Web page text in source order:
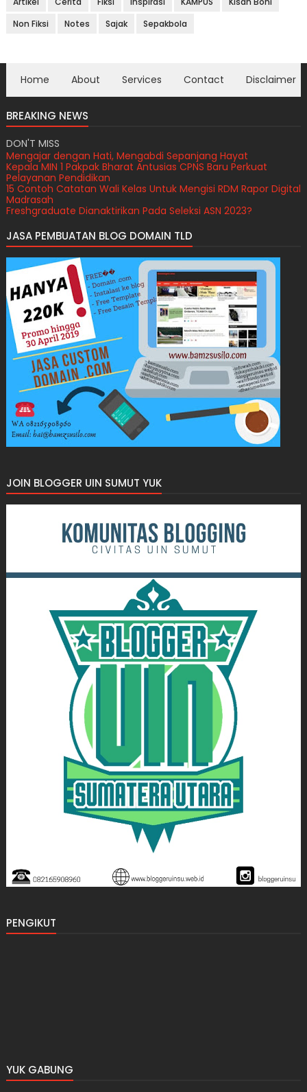
Non Fiksi
Notes Sajak Sepakbola
Home About Services Contact Disclaimer
BREAKING NEWS
DON'T MISS
Mengajar dengan Hati, Mengabdi Sepanjang Hayat
Kepala MIN 1 Pakpak Bharat Antusias CPNS Baru Perkuat
Pelayanan Pendidikan
15 Contoh Catatan Wali Kelas Untuk Mengisi RDM Rapor Digital
Madrasah
Freshgraduate Dianaktirikan Pada Seleksi ASN 2023?
JASA PEMBUATAN BLOG DOMAIN TLD
JOIN BLOGGER UIN SUMUT YUK
PENGIKUT
YUK GABUNG